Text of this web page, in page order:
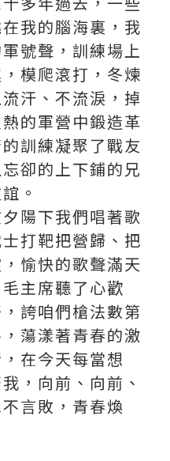
我的腦海裏，我
號聲，訓練場上
模爬滾打，冬煉
汗、不流淚，掉
的軍營中鍛造革
訓練凝聚了戰友
卻的上下鋪的兄
。
陽下我們唱著歌
打靶把營歸、把
愉快的歌聲滿天
主席聽了心歡
誇咱們槍法數第
蕩漾著青春的激
在今天每當想
，向前、向前、
言敗，青春煥